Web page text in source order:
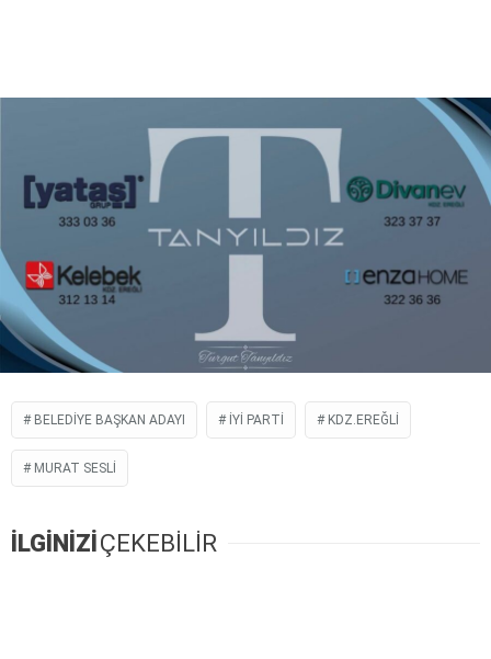
BELEDIYE BAŞKAN ADAYI İYİ PARTI KDZ.EREĞLI
MURAT SESLI
İLGİNİZİÇEKEBİLİR